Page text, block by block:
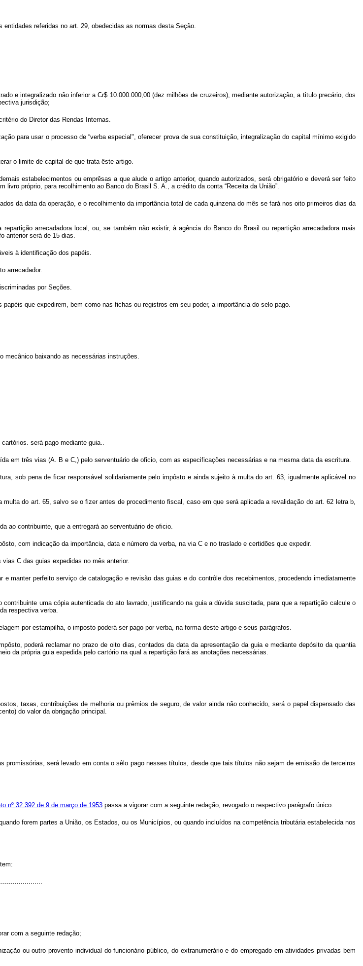
entidades referidas no art. 29, obedecidas as normas desta Seção.
e integralizado não inferior a Cr$ 10.000.000,00 (dez milhões de cruzeiros), mediante autorização, a titulo precário, dos
jurisdição;
do Diretor das Rendas Internas.
para usar o processo de “verba especial", oferecer prova de sua constituição, integralização do capital mínimo exigido
o limite de capital de que trata êste artigo.
estabelecimentos ou emprêsas a que alude o artigo anterior, quando autorizados, será obrigatório e deverá ser feito
próprio, para recolhimento ao Banco do Brasil S. A., a crédito da conta “Receita da União”.
da data da operação, e o recolhimento da importância total de cada quinzena do mês se fará nos oito primeiros dias da
arrecadadora local, ou, se também não existir, à agência do Banco do Brasil ou repartição arrecadadora mais
anterior será de 15 dias.
à identificação dos papéis.
arrecadador.
por Seções.
que expedirem, bem como nas fichas ou registros em seu poder, a importância do selo pago.
mecânico baixando as necessárias instruções.
será pago mediante guia..
em três vias (A. B e C,) pelo serventuário de oficio, com as especificações necessárias e na mesma data da escritura.
sob pena de ficar responsável solidariamente pelo impôsto e ainda sujeito à multa do art. 63, igualmente aplicável no
do art. 65, salvo se o fizer antes de procedimento fiscal, caso em que será aplicada a revalidação do art. 62 letra b,
ao contribuinte, que a entregará ao serventuário de oficio.
com indicação da importância, data e número da verba, na via C e no traslado e certidões que expedir.
C das guias expedidas no mês anterior.
manter perfeito serviço de catalogação e revisão das guias e do contrôle dos recebimentos, procedendo imediatamente
uma cópia autenticada do ato lavrado, justificando na guia a dúvida suscitada, para que a repartição calcule o
respectiva verba.
por estampilha, o imposto poderá ser pago por verba, na forma deste artigo e seus parágrafos.
poderá reclamar no prazo de oito dias, contados da data da apresentação da guia e mediante depósito da quantia
da própria guia expedida pelo cartório na qual a repartição fará as anotações necessárias.
taxas, contribuições de melhoria ou prêmios de seguro, de valor ainda não conhecido, será o papel dispensado das
do valor da obrigação principal.
será levado em conta o sêlo pago nesses títulos, desde que tais títulos não sejam de emissão de terceiros
nº 32.392 de 9 de março de 1953 passa a vigorar com a seguinte redação, revogado o respectivo parágrafo único.
forem partes a União, os Estados, ou os Municípios, ou quando incluídos na competência tributária estabelecida nos
com a seguinte redação;
ou outro provento individual do funcionário público, do extranumerário e do empregado em atividades privadas bem